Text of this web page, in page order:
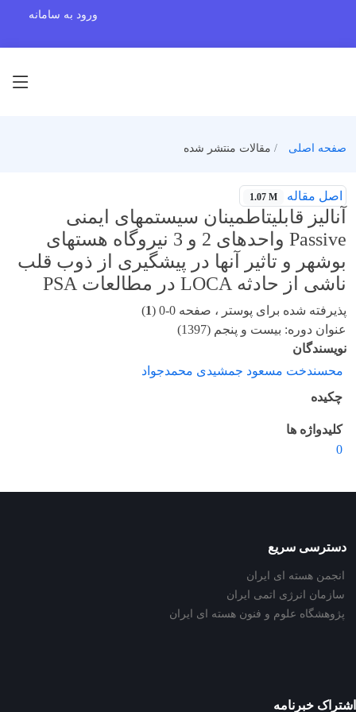
ورود به سامانه
صفحه اصلی مقالات منتشر شده
اصل مقاله 1.07 M
آنالیز قابلیتاطمینان سیستمهای ایمنی
Passive واحدهای 2 و 3 نیروگاه هستهای
بوشهر و تاثیر آنها در پیشگیری از ذوب قلب
ناشی از حادثه LOCA در مطالعات PSA
پذیرفته شده برای پوستر ، صفحه 0-0 ( 1
)
عنوان دوره: بیست و پنجم (1397)
نویسندگان
محسندخت مسعود جمشیدی محمدجواد
چکیده
کلیدواژه ها
0
دسترسی سریع
انجمن هسته ای ایران
سازمان انرژی اتمی ایران
پژوهشگاه علوم و فنون هسته ای ایران
اشتراک خبرنامه